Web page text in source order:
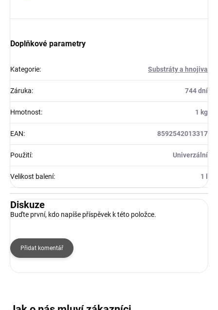
Doplňkové parametry
Kategorie: Substráty a hnojiva
Záruka: 744 dní
Hmotnost: 1 kg
EAN: 8592542013317
Použití: Univerzální
Velikost balení: 1 l
Diskuze
Buďte první, kdo napíše příspěvek k této položce.
Přidat komentář